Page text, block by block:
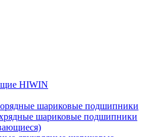
HIWIN
шариковые подшипники
шариковые подшипники